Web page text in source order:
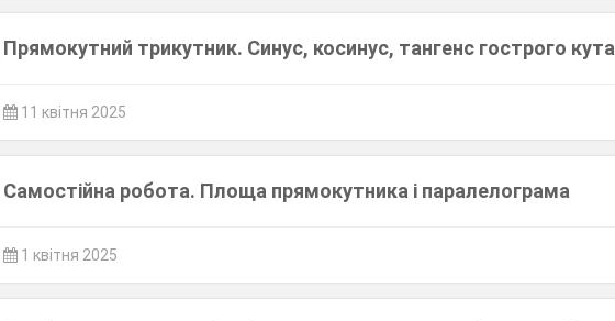
Прямокутний трикутник. Синус, косинус, тангенс гострого кута
11 квітня 2025
Самостійна робота. Площа прямокутника і паралелограма
1 квітня 2025